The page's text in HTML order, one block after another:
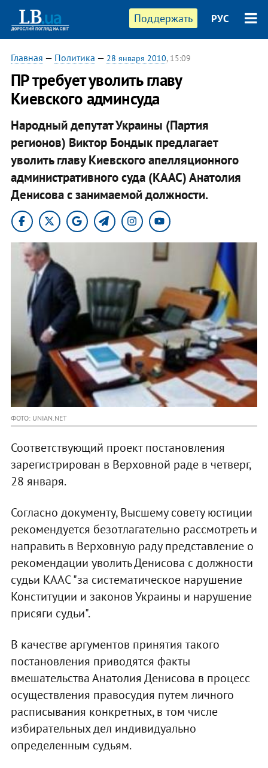
Поддержать РУС
Главная — Политика — 28 января 2010, 15:09
ПР требует уволить главу
Киевского админсуда
Народный депутат Украины (Партия
регионов) Виктор Бондык предлагает
уволить главу Киевского апелляционного
административного суда (КААС) Анатолия
Денисова с занимаемой должности.
ФОТО: UNIAN.NET
Соответствующий проект постановления
зарегистрирован в Верховной раде в четверг,
28 января.
Согласно документу, Высшему совету юстиции
рекомендуется безотлагательно рассмотреть и
направить в Верховную раду представление о
рекомендации уволить Денисова с должности
судьи КААС "за систематическое нарушение
Конституции и законов Украины и нарушение
присяги судьи".
В качестве аргументов принятия такого
постановления приводятся факты
вмешательства Анатолия Денисова в процесс
осуществления правосудия путем личного
расписывания конкретных, в том числе
избирательных дел индивидуально
определенным судьям.